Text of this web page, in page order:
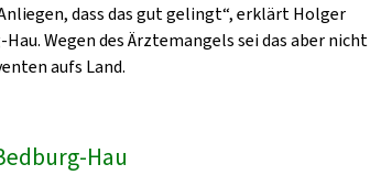
dass das gut gelingt“, erklärt Holger
Wegen des Ärztemangels sei das aber nicht
aufs Land.
Hau